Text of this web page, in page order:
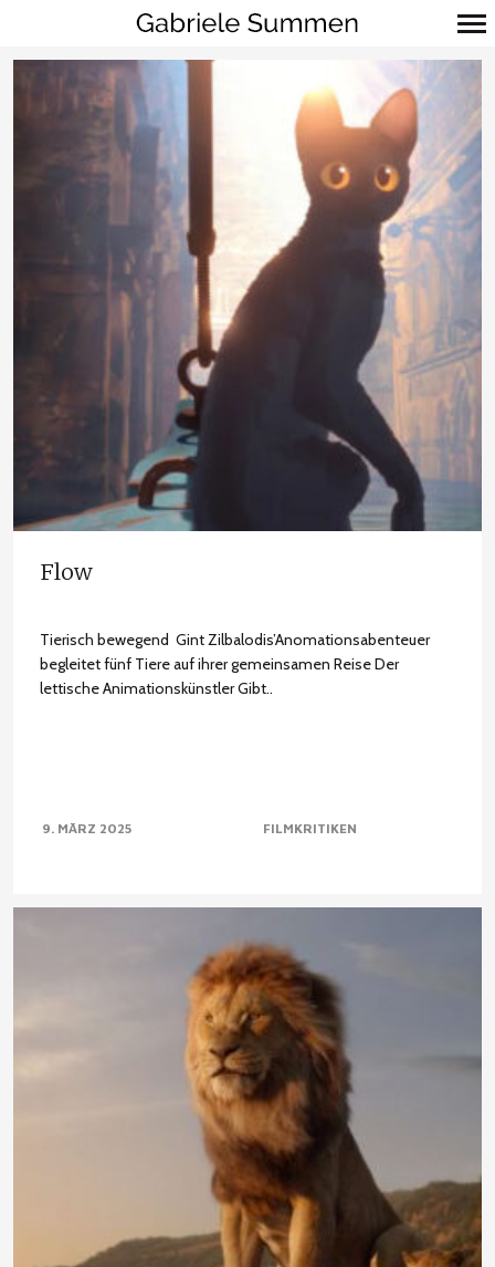
Primär-
Navigation
Flow
Tierisch bewegend Gint Zilbalodis’Anomationsabenteuer
begleitet fünf Tiere auf ihrer gemeinsamen Reise Der
lettische Animationskünstler Gibt..
9. MÄRZ 2025 FILMKRITIKEN